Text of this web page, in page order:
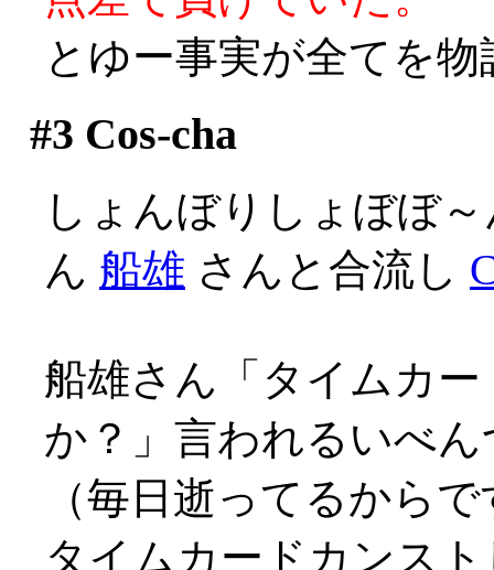
とゆー事実が全てを
#3 Cos-cha
しょんぼりしょぼぼ
ん 船雄 さんと合流し
船雄さん「タイムカ
か？」言われるいべ
（毎日逝ってるから
タイムカードカンス